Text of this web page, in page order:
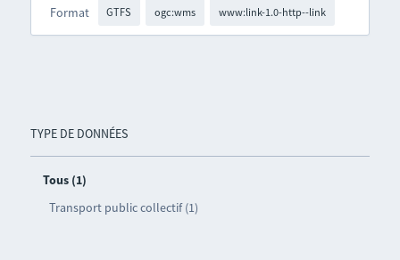
TYPE DE DONNÉES
Tous (1)
Transport public collectif (1)
Format GTFS ogc:wms www:link-1.0-http--link